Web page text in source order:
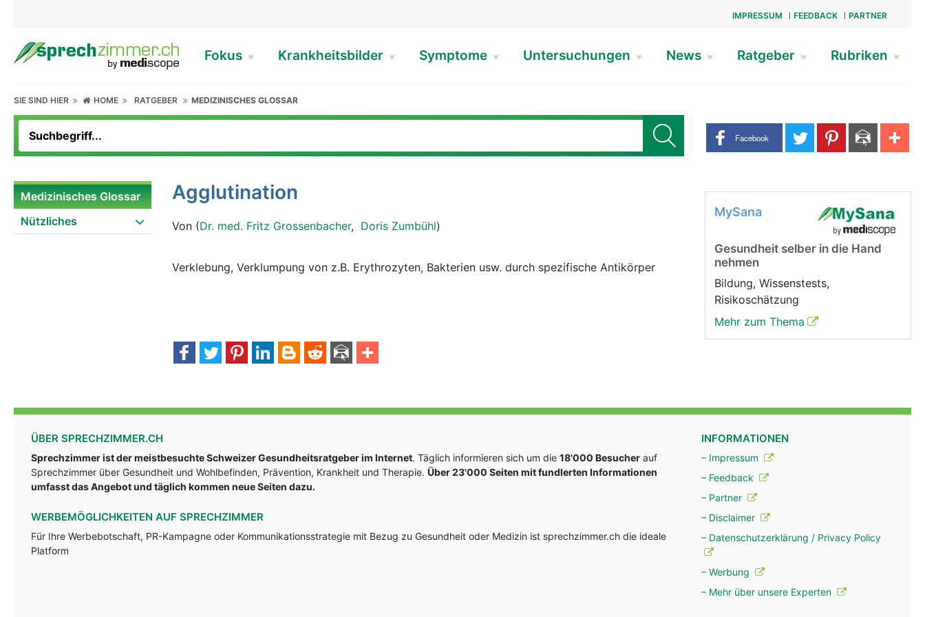
IMPRESSUM FEEDBACK PARTNER
Fokus Krankheitsbilder Symptome Untersuchungen News Ratgeber Rubriken
SIE SIND HIER HOME RATGEBER MEDIZINISCHES GLOSSAR
Share buttons
Facebook
Medizinisches Glossar
Nützliches
Agglutination
Von (Dr. med. Fritz Grossenbacher, Doris Zumbühl)
Verklebung, Verklumpung von z.B. Erythrozyten, Bakterien usw. durch spezifische Antikörper
MySana
Gesundheit selber in die Hand
nehmen
Bildung, Wissenstests,
Risikoschätzung
Mehr zum Thema
ÜBER SPRECHZIMMER.CH
Sprechzimmer ist der meistbesuchte Schweizer Gesundheitsratgeber im Internet. Täglich informieren sich um die 18'000 Besucher auf
Sprechzimmer über Gesundheit und Wohlbefinden, Prävention, Krankheit und Therapie. Über 23'000 Seiten mit fundlerten Informationen
umfasst das Angebot und täglich kommen neue Seiten dazu.
WERBEMÖGLICHKEITEN AUF SPRECHZIMMER
Für Ihre Werbebotschaft, PR-Kampagne oder Kommunikationsstrategie mit Bezug zu Gesundheit oder Medizin ist sprechzimmer.ch die ideale
Platform
INFORMATIONEN
– Impressum
– Feedback
– Partner
– Disclaimer
– Datenschutzerklärung / Privacy Policy
– Werbung
– Mehr über unsere Experten